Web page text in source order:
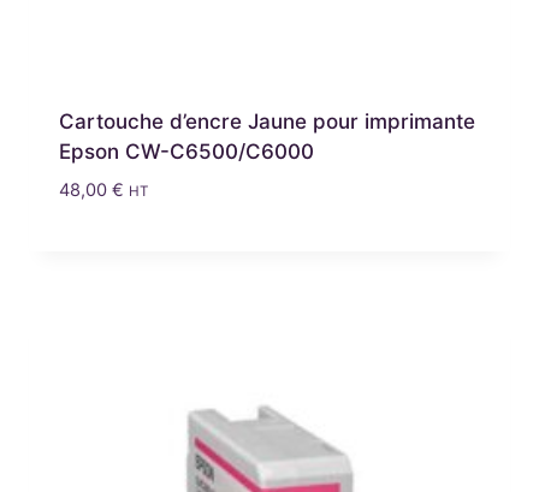
Cartouche d’encre Jaune pour imprimante
Epson CW-C6500/C6000
48,00 € HT